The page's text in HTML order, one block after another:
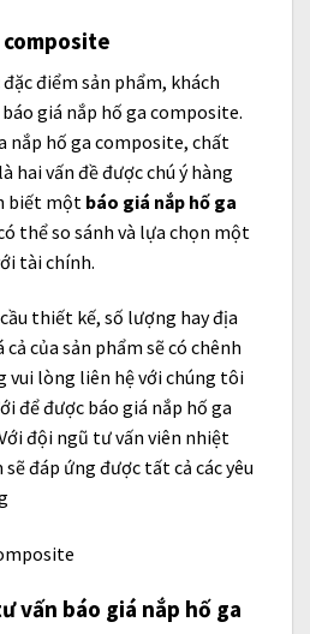
composite
điểm sản phẩm, khách
giá nắp hố ga composite.
nắp hố ga composite, chất
hai vấn đề được chú ý hàng
biết một báo giá nắp hố ga
thể so sánh và lựa chọn một
tài chính.
thiết kế, số lượng hay địa
của sản phẩm sẽ có chênh
vui lòng liên hệ với chúng tôi
để được báo giá nắp hố ga
đội ngũ tư vấn viên nhiệt
đáp ứng được tất cả các yêu
vấn báo giá nắp hố ga